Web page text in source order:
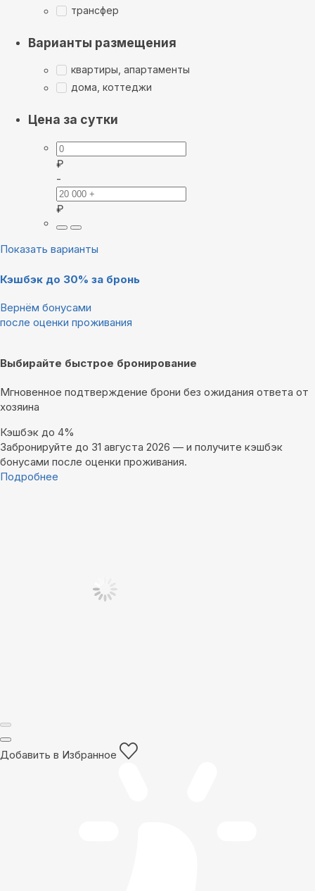
трансфер
Варианты размещения
квартиры, апартаменты
дома, коттеджи
Цена за сутки
₽
-
₽
Показать варианты
Кэшбэк до 30% за бронь
Вернём бонусами
после оценки проживания
Выбирайте быстрое бронирование
Мгновенное подтверждение брони без ожидания ответа от
хозяина
Кэшбэк до 4%
Забронируйте до 31 августа 2026 — и получите кэшбэк
бонусами после оценки проживания.
Подробнее
Добавить в Избранное